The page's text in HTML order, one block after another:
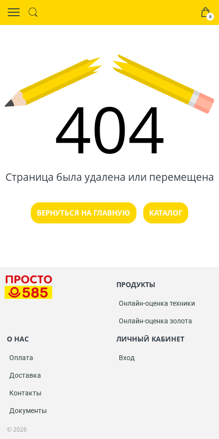
0
404
Страница была удалена или перемещена
ВЕРНУТЬСЯ НА ГЛАВНУЮ КАТАЛОГ
ПРОДУКТЫ
Онлайн-оценка техники
Онлайн-оценка золота
О НАС
Оплата
Доставка
Контакты
Документы
ЛИЧНЫЙ КАБИНЕТ
Вход
© 2026